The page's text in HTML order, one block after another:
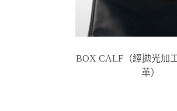
BOX CALF（經拋光加
革）